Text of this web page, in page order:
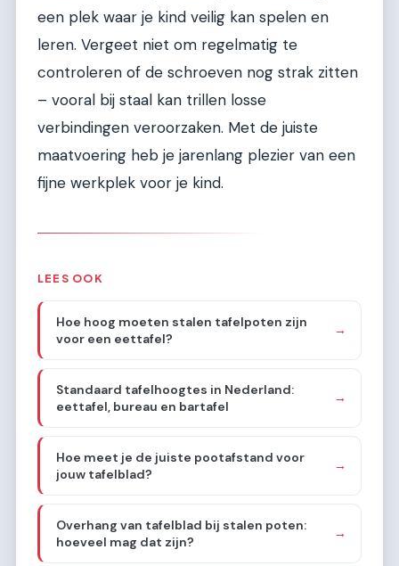
een plek waar je kind veilig kan spelen en
leren. Vergeet niet om regelmatig te
controleren of de schroeven nog strak zitten
– vooral bij staal kan trillen losse
verbindingen veroorzaken. Met de juiste
maatvoering heb je jarenlang plezier van een
fijne werkplek voor je kind.
LEES OOK
Hoe hoog moeten stalen tafelpoten zijn
voor een eettafel?
→
Standaard tafelhoogtes in Nederland:
eettafel, bureau en bartafel
→
Hoe meet je de juiste pootafstand voor
jouw tafelblad?
→
Overhang van tafelblad bij stalen poten:
hoeveel mag dat zijn?
→